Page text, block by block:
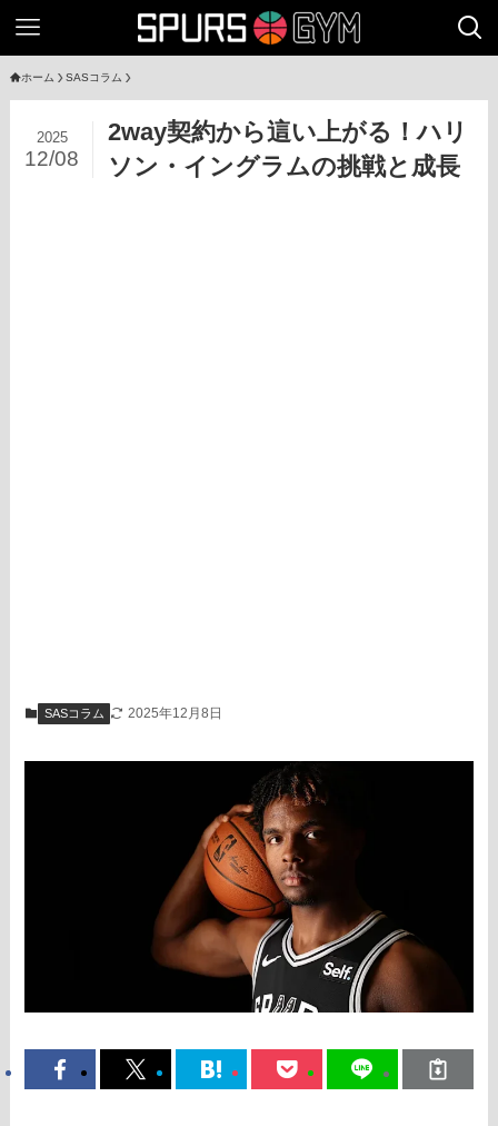
ホーム SASコラム
2way契約から這い上がる！ハリ
ソン・イングラムの挑戦と成長
2025
12/08
SASコラム 2025年12月8日